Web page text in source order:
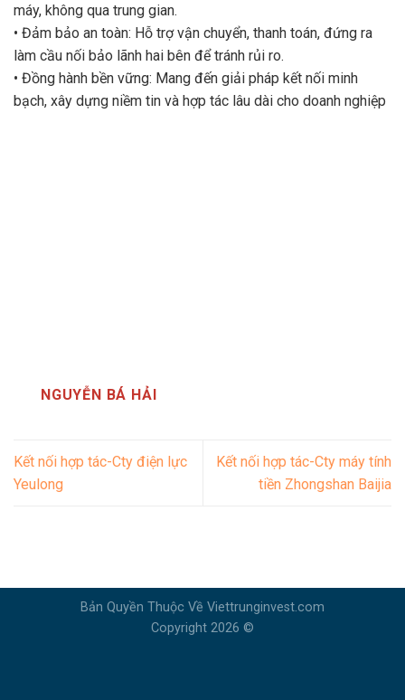
máy, không qua trung gian.
• Đảm bảo an toàn: Hỗ trợ vận chuyển, thanh toán, đứng ra
làm cầu nối bảo lãnh hai bên để tránh rủi ro.
• Đồng hành bền vững: Mang đến giải pháp kết nối minh
bạch, xây dựng niềm tin và hợp tác lâu dài cho doanh nghiệp
NGUYỄN BÁ HẢI
Kết nối hợp tác-Cty điện lực
Yeulong
Kết nối hợp tác-Cty máy tính
tiền Zhongshan Baijia
Bản Quyền Thuộc Về Viettrunginvest.com
Copyright 2026 ©